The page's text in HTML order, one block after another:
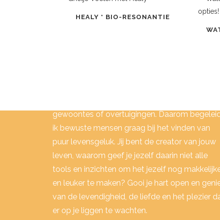
HEALY * BIO-RESONANTIE
gewoontes of overtuigingen. Daarom
ik bewuste mensen graag bij het vinden van
puur levensgeluk. Jij bent de creator van jouw
leven, waarom geef je jezelf daarin niet alle
tools en inzichten om het jezelf nog
en leuker te maken? Gooi je hart open en
van de levendigheid, de liefde en het plezier
er op je liggen te wachten.